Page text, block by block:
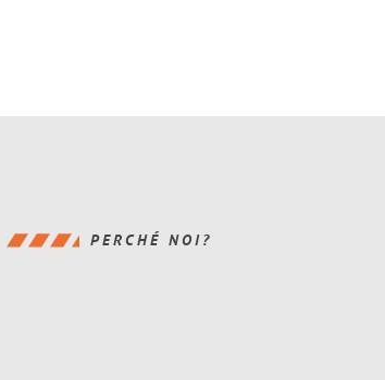
PERCHÉ NOI?